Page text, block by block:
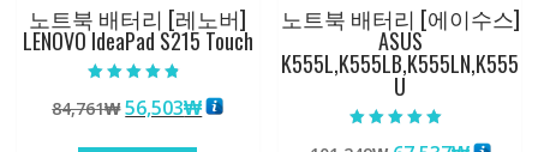
노트북 배터리 [레노버]
LENOVO IdeaPad S215 Touch
4.50
로 평가됨
84,761₩원
56,503₩현
노트북 배터리 [에이수스]
ASUS
K555L,K555LB,K555LN,K555
U